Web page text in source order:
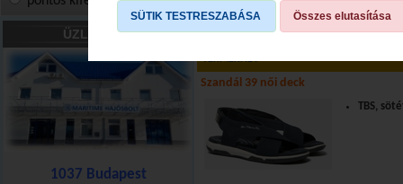
ÜZLETÜNK
1037 Budapest
Cipők»Szandálok»Női szandál»
TERMÉKNÉV
Szandál 39 női deck
TBS,
SÜTIK TESTRESZABÁSA Összes elutasítása